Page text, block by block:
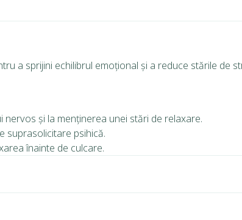
a sprijini echilibrul emoțional și a reduce stările de
nervos și la menținerea unei stări de relaxare.
suprasolicitare psihică.
înainte de culcare.